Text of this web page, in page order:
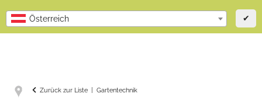
Österreich ✔
Zurück zur Liste Gartentechnik